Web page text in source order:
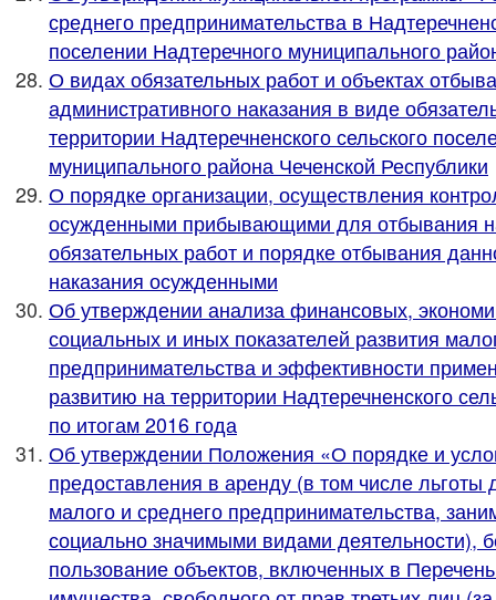
среднего предпринимательства в
поселении Надтеречного муниципального
О видах обязательных работ и объектах
административного наказания в виде
территории Надтеречненского сельского
муниципального района Чеченской Республики
О порядке организации, осуществления
осужденными прибывающими для отбывания
обязательных работ и порядке отбывания
наказания осужденными
Об утверждении анализа финансовых,
социальных и иных показателей развития
предпринимательства и эффективности
развитию на территории Надтеречненского
по итогам 2016 года
Об утверждении Положения «О порядке и
предоставления в аренду (в том числе льготы
малого и среднего предпринимательства,
социально значимыми видами деятельности),
пользование объектов, включенных в